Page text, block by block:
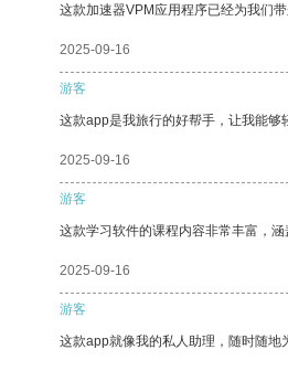
这款加速器VPM应用程序已经为我们
2025-09-16
游客
这款app是我旅行的好帮手，让我能够
2025-09-16
游客
这款学习软件的课程内容非常丰富，
2025-09-16
游客
这款app就像我的私人助理，随时随地